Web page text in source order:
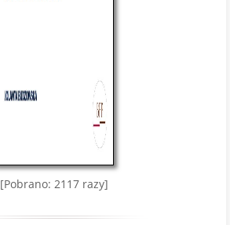
[Pobrano: 2117 razy]